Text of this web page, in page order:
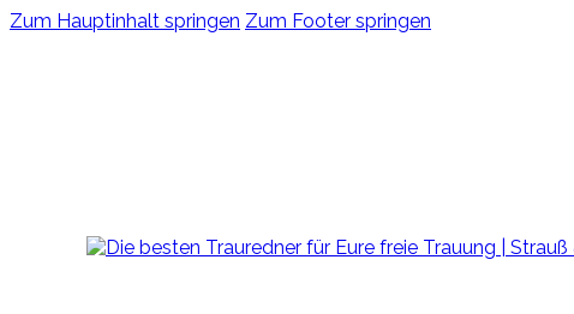
Zum Hauptinhalt springen Zum Footer springen